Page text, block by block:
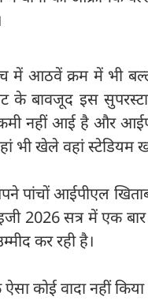
में आठवें क्रम में भी
के बावजूद इस
नहीं आई है और
भी खेले वहां स्टेडियम
पांचों आईपीएल
2026 सत्र में एक बार
कर रही है।
ऐसा कोई वादा नहीं किया